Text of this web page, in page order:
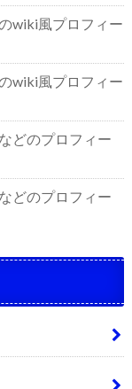
wiki風プロフィー
wiki風プロフィー
どのプロフィー
どのプロフィー